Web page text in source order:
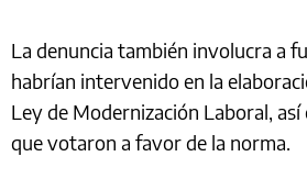
La denuncia también involucra a
habrían intervenido en la
Ley de Modernización Laboral,
que votaron a favor de la norma.